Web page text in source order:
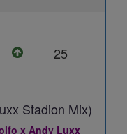
25
Stadion Mix)
x Andy Luxx